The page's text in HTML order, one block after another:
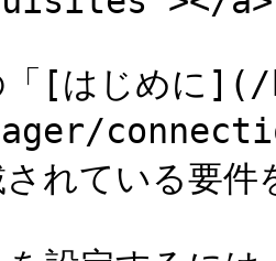
「[はじめ
れている要件